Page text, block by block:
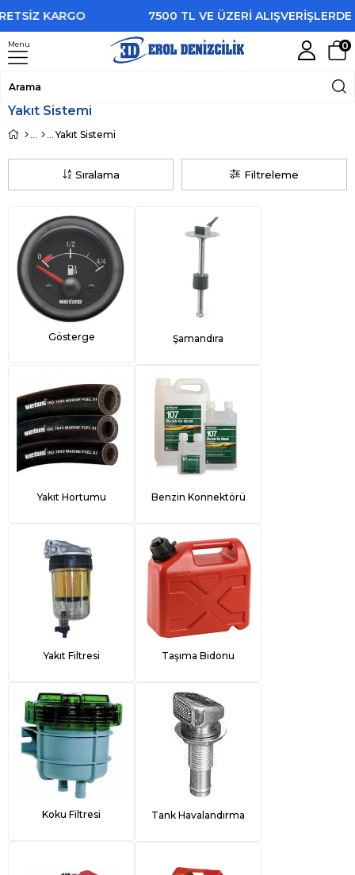
KARGO 7500 TL VE ÜZERİ ALIŞVERİŞLERDE
Menu 0
Yakıt Sistemi
Yakıt Sistemi
Filtreleme
Sıralama
Gösterge Şamandıra
Yakıt Hortumu Benzin Konnektörü
Yakıt Filtresi Taşıma Bidonu
Koku Filtresi Tank Havalandırma